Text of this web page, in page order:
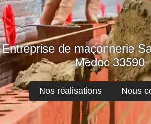
Entreprise de maçonnerie
Medoc 33590
Nos réalisations Nous